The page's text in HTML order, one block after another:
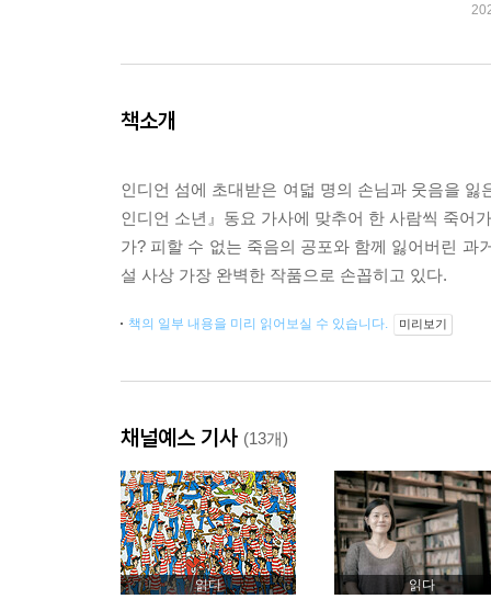
책소개
인디언 섬에 초대받은 여덟 명의 손님과 웃음을
인디언 소년』동요 가사에 맞추어 한 사람씩 죽어
가? 피할 수 없는 죽음의 공포와 함께 잃어버린 과
설 사상 가장 완벽한 작품으로 손꼽히고 있다.
책의 일부 내용을 미리 읽어보실 수 있습니다. 미리보기
채널예스 기사 (13개)
읽다 읽다